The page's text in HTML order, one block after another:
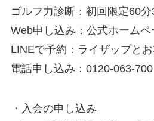
ゴルフ力診断：初回限定60分
Web申し込み：公式ホームペ
LINEで予約：ライザップと
電話申し込み：0120-063-700
・入会の申し込み